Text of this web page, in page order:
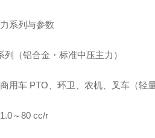
系列与参数
列（铝合金・标准中压主力）
用车 PTO、环卫、农机、叉车（轻量
～80 cc/r